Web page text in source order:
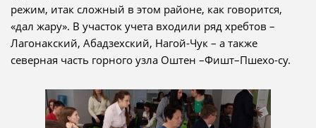
режим, итак сложный в этом районе, как говорится,
«дал жару». В участок учета входили ряд хребтов –
Лагонакский, Абадзехский, Нагой-Чук – а также
северная часть горного узла Оштен –Фишт–Пшехо-су.